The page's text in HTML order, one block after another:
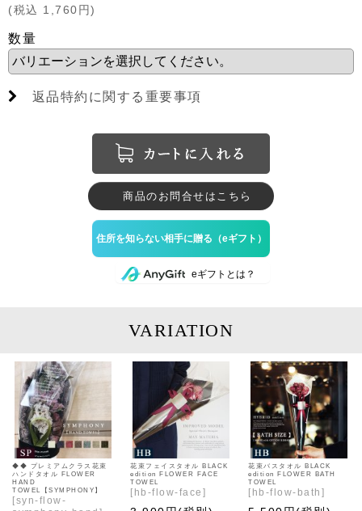
(税込 1,760 円)
数量
返品特約に関する重要事項
商品のお問合せはこちら
のeギフトとは？
VARIATION
◆◆ プレミアムクラス花束
ハンドタオル FLOWER
HAND
TOWEL【SYMPHONY】
[syn-flow-
花束フェイスタオル BLACK
edition FLOWER FACE
TOWEL
[ hb-flow-face ]
花束バスタオル BLACK
edition FLOWER BATH
TOWEL
[ hb-flow-bath ]